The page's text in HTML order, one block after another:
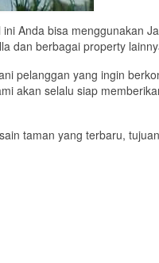
Anda bisa menggunakan
dan berbagai property
pelanggan yang ingin
akan selalu siap
taman yang terbaru,